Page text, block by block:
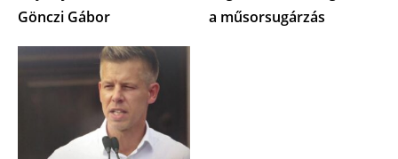
Gönczi Gábor
a műsorsugárzás